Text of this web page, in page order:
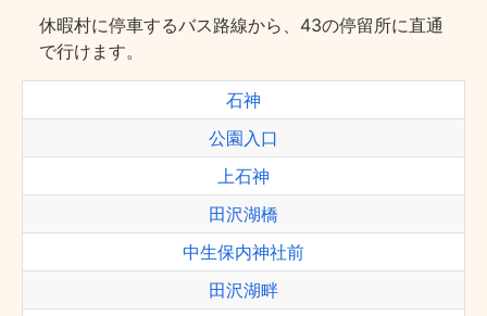
休暇村に停車するバス路線から、43の停留所に直通
で行けます。
石神
公園入口
上石神
田沢湖橋
中生保内神社前
田沢湖畔